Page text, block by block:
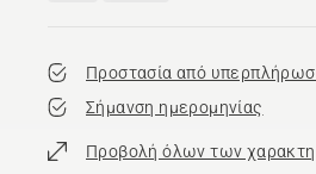
Προστασία από
Σήμανση ημερομηνίας
Προβολή όλων των